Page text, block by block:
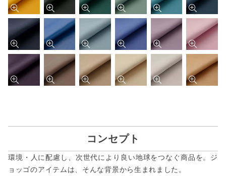
コンセプト
環境・人に配慮し、次世代により良い地球をつなぐ商品を。ジ
ョッゴのアイテムは、 そんな背景から生まれました。